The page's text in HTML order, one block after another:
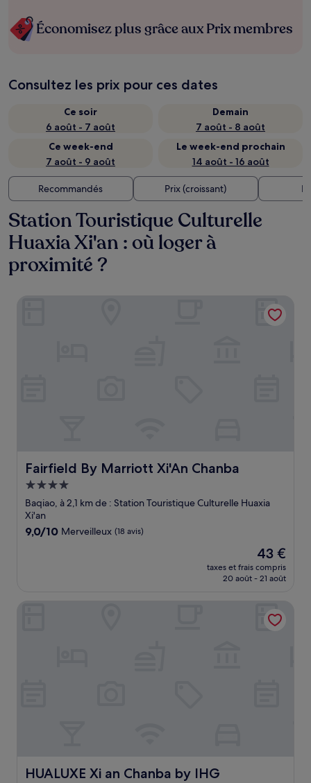
Économisez plus grâce aux Prix membres
Consultez les prix pour ces dates
Ce soir
6 août - 7 août
Demain
7 août - 8 août
Ce week-end
7 août - 9 août
Le week-end prochain
14 août - 16 août
Recommandés Prix (croissant)
Station Touristique Culturelle
Huaxia Xi'an : où loger à
proximité ?
Fairfield By Marriott Xi'An Chanba
Fairfield By Marriott Xi'An Chanba
Hébergement
4.0 étoiles
Baqiao, à 2,1 km de : Station Touristique Culturelle Huaxia
Xi'an
9.0
9,0/10 Merveilleux (18 avis)
Le
nouveau
prix
de
43 €
43 €
taxes et frais compris
20 août - 21 août
HUALUXE Xi an Chanba by IHG
HUALUXE Xi an Chanba by IHG